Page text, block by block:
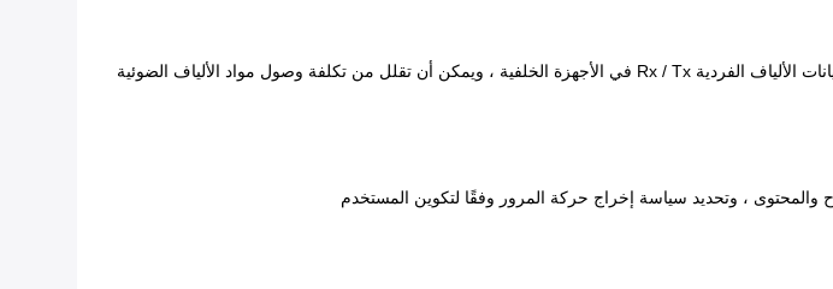
يدعم الألياف Rx / Tx الفردية بناءً على منافذ العمل 10G و 25 G و 40G و 100G ، لتلبية متطلبات بيانات الألياف الفردية Rx / Tx في الأجهزة الخلفية ، ويمكن أن تقلل من تكلفة وصول مواد الألياف الضوئية